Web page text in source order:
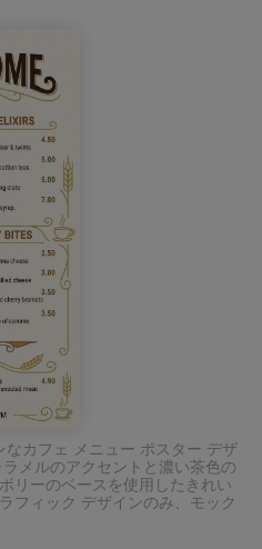
カフェ メニュー ポスター デザ
メルのアクセントと濃い茶色の
リーのベースを使用したきれい
フィック デザインのみ、モック